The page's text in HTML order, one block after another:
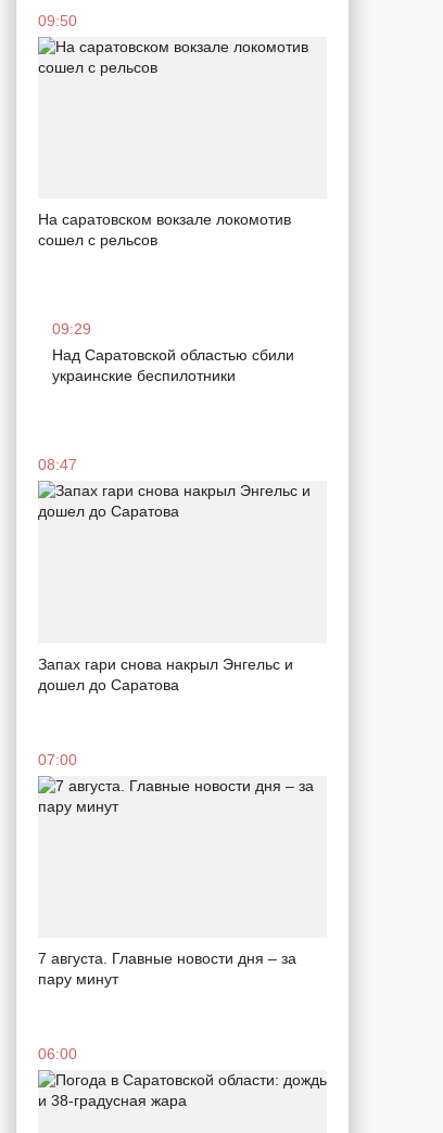
09:50
На саратовском вокзале локомотив
сошел с рельсов
09:29
Над Саратовской областью сбили
украинские беспилотники
08:47
Запах гари снова накрыл Энгельс и
дошел до Саратова
07:00
7 августа. Главные новости дня – за
пару минут
06:00